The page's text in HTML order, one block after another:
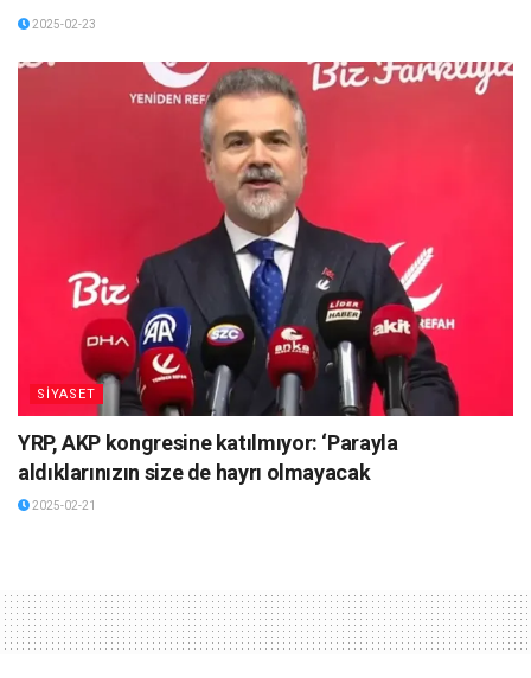
2025-02-23
SİYASET
YRP, AKP kongresine katılmıyor: ‘Parayla
aldıklarınızın size de hayrı olmayacak
2025-02-21